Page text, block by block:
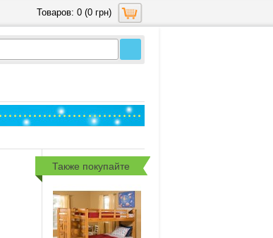
Товаров: 0 (0 грн)
Также покупайте